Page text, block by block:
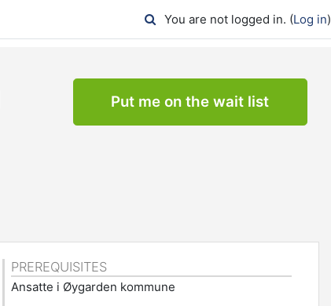
You are not logged in. (Log in)
Put me on the wait list
PREREQUISITES
Ansatte i Øygarden kommune